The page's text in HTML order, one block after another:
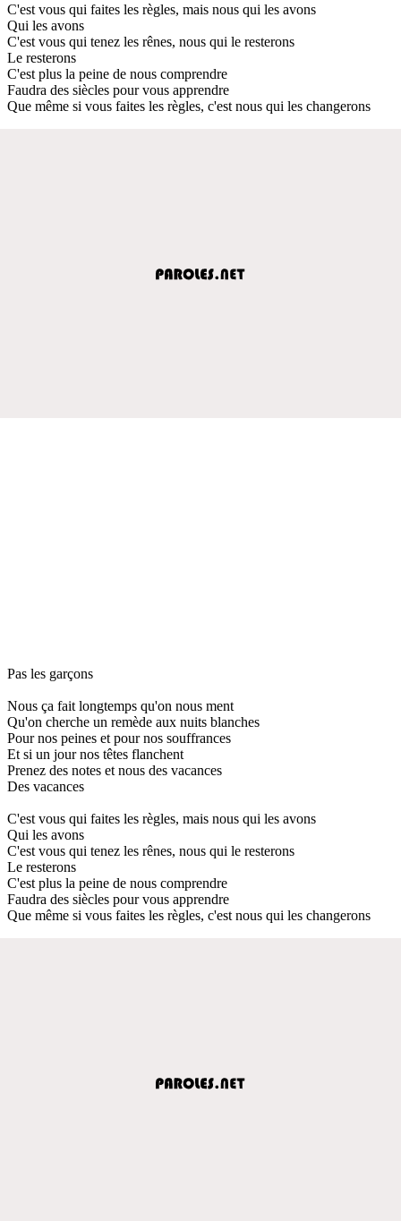
C'est vous qui faites les règles, mais nous qui les avons
Qui les avons
C'est vous qui tenez les rênes, nous qui le resterons
Le resterons
C'est plus la peine de nous comprendre
Faudra des siècles pour vous apprendre
Que même si vous faites les règles, c'est nous qui les changerons
Pas les garçons
Nous ça fait longtemps qu'on nous ment
Qu'on cherche un remède aux nuits blanches
Pour nos peines et pour nos souffrances
Et si un jour nos têtes flanchent
Prenez des notes et nous des vacances
Des vacances
C'est vous qui faites les règles, mais nous qui les avons
Qui les avons
C'est vous qui tenez les rênes, nous qui le resterons
Le resterons
C'est plus la peine de nous comprendre
Faudra des siècles pour vous apprendre
Que même si vous faites les règles, c'est nous qui les changerons